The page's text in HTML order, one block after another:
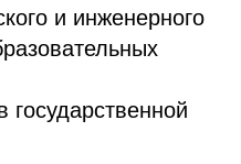
и инженерного
государственной